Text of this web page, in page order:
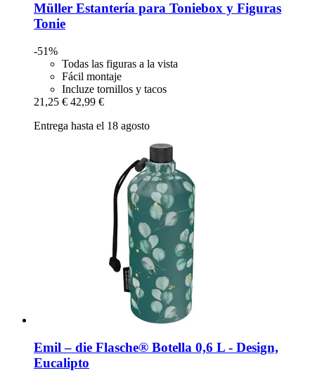
Müller Estantería para Toniebox y Figuras
Tonie
-51%
Todas las figuras a la vista
Fácil montaje
Incluze tornillos y tacos
21,25 € 42,99 €
Entrega hasta el 18 agosto
Emil – die Flasche® Botella 0,6 L -​ Design,
Eucalipto